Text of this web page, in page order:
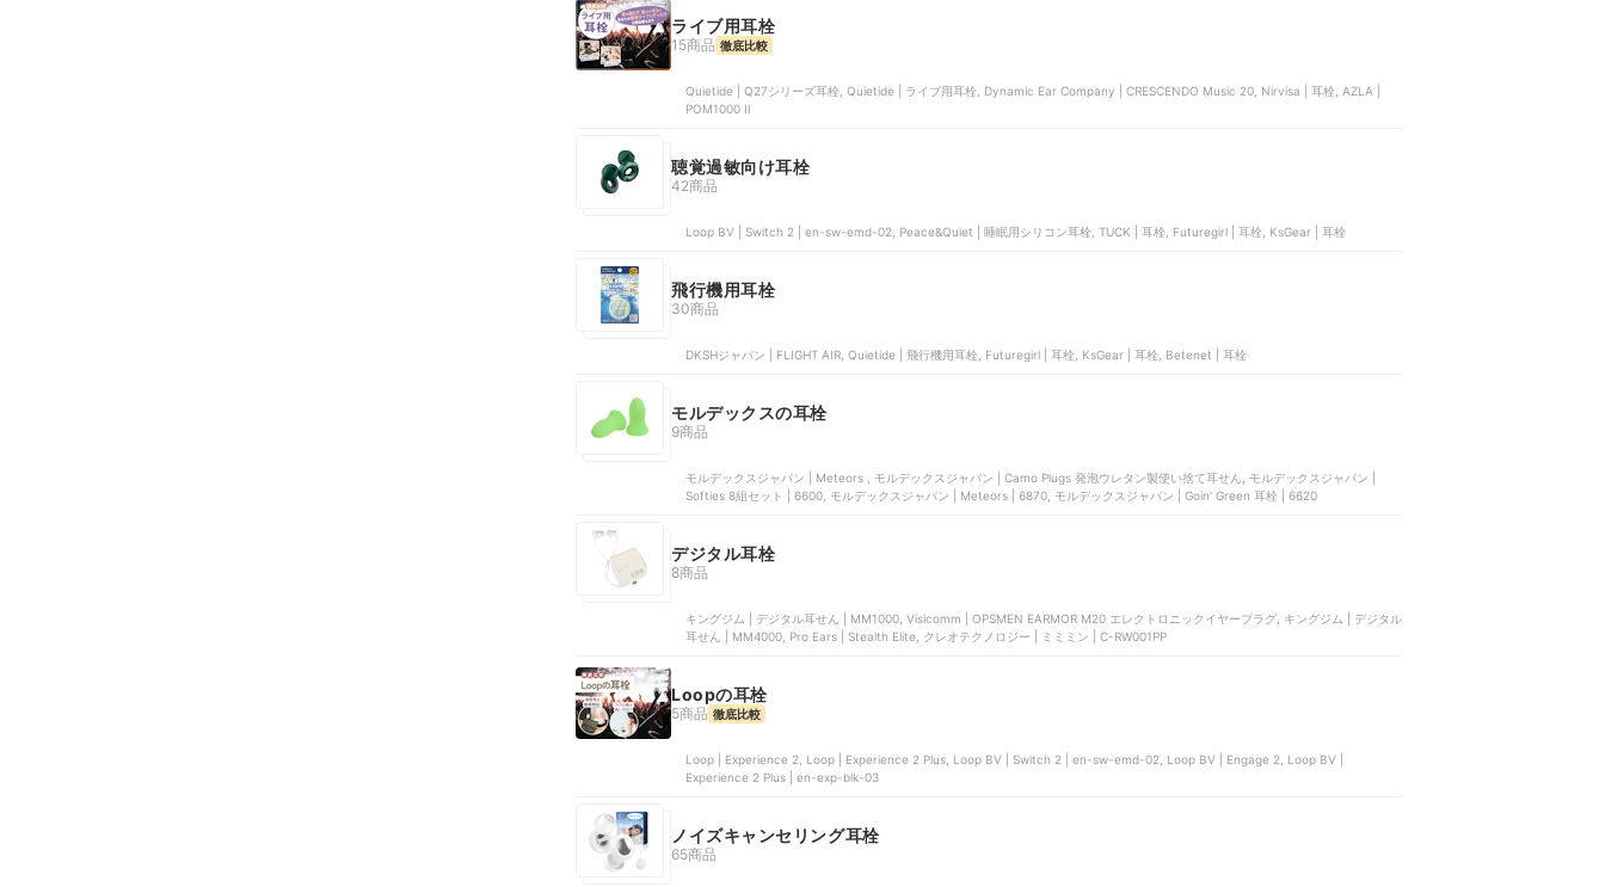
す。
ライブ用耳栓
15商品 徹底比較
Quietide | Q27シリーズ耳栓, Quietide | ライブ用耳栓, Dynamic Ear Company | CRESCENDO Music 20, Nirvisa | 耳栓, AZLA |
POM1000 II
聴覚過敏向け耳栓
42商品
Loop BV | Switch 2 | en-sw-emd-02, Peace&Quiet | 睡眠用シリコン耳栓, TUCK | 耳栓, Futuregirl | 耳栓, KsGear | 耳栓
飛行機用耳栓
30商品
DKSHジャパン | FLIGHT AIR, Quietide | 飛行機用耳栓, Futuregirl | 耳栓, KsGear | 耳栓, Betenet | 耳栓
モルデックスの耳栓
9商品
モルデックスジャパン | Meteors , モルデックスジャパン | Camo Plugs 発泡ウレタン製使い捨て耳せん, モルデックスジャパン |
Softies 8組セット | 6600, モルデックスジャパン | Meteors | 6870, モルデックスジャパン | Goin' Green 耳栓 | 6620
デジタル耳栓
8商品
キングジム | デジタル耳せん | MM1000, Visicomm | OPSMEN EARMOR M20 エレクトロニックイヤープラグ, キングジム | デジタル
耳せん | MM4000, Pro Ears | Stealth Elite, クレオテクノロジー | ミミミン | C-RW001PP
Loopの耳栓
5商品 徹底比較
Loop | Experience 2, Loop | Experience 2 Plus, Loop BV | Switch 2 | en-sw-emd-02, Loop BV | Engage 2, Loop BV |
Experience 2 Plus | en-exp-blk-03
ノイズキャンセリング耳栓
65商品